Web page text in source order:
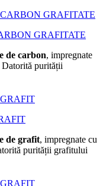
GRAFITATE
de carbon, impregnate
Datorită purității
de grafit, impregnate cu
purității grafitului